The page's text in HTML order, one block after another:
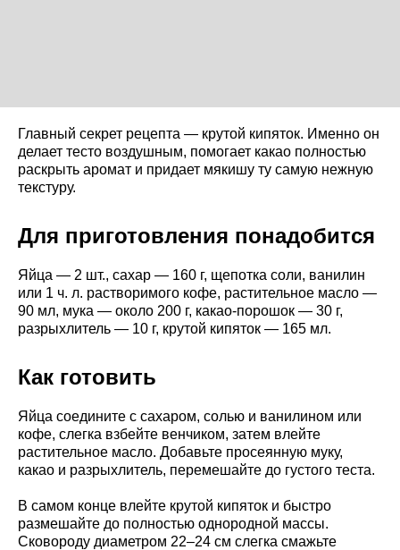
Главный секрет рецепта — крутой кипяток. Именно он
делает тесто воздушным, помогает какао полностью
раскрыть аромат и придает мякишу ту самую нежную
текстуру.
Для приготовления понадобится
Яйца — 2 шт., сахар — 160 г, щепотка соли, ванилин
или 1 ч. л. растворимого кофе, растительное масло —
90 мл, мука — около 200 г, какао-порошок — 30 г,
разрыхлитель — 10 г, крутой кипяток — 165 мл.
Как готовить
Яйца соедините с сахаром, солью и ванилином или
кофе, слегка взбейте венчиком, затем влейте
растительное масло. Добавьте просеянную муку,
какао и разрыхлитель, перемешайте до густого теста.
В самом конце влейте крутой кипяток и быстро
размешайте до полностью однородной массы.
Сковороду диаметром 22–24 см слегка смажьте